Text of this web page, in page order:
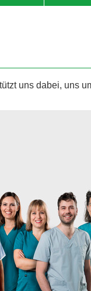
uns dabei, uns